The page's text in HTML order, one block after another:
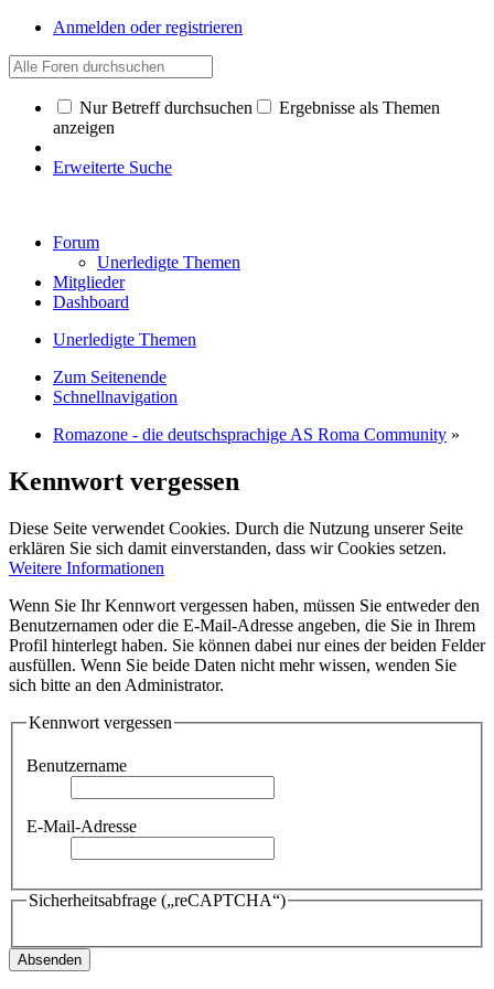
Anmelden oder registrieren
Nur Betreff durchsuchen
Ergebnisse als Themen
anzeigen
Erweiterte Suche
Forum
Unerledigte Themen
Mitglieder
Dashboard
Unerledigte Themen
Zum Seitenende
Schnellnavigation
Romazone - die deutschsprachige AS Roma Community »
Kennwort vergessen
Diese Seite verwendet Cookies. Durch die Nutzung unserer Seite
erklären Sie sich damit einverstanden, dass wir Cookies setzen.
Weitere Informationen
Wenn Sie Ihr Kennwort vergessen haben, müssen Sie entweder den
Benutzernamen oder die E-Mail-Adresse angeben, die Sie in Ihrem
Profil hinterlegt haben. Sie können dabei nur eines der beiden Felder
ausfüllen. Wenn Sie beide Daten nicht mehr wissen, wenden Sie
sich bitte an den Administrator.
Kennwort vergessen
Benutzername
E-Mail-Adresse
Sicherheitsabfrage („reCAPTCHA“)